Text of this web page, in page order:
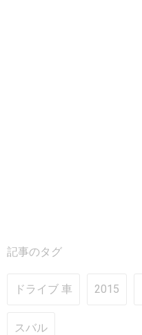
記事のタグ
ドライブ 車 2015
スバル